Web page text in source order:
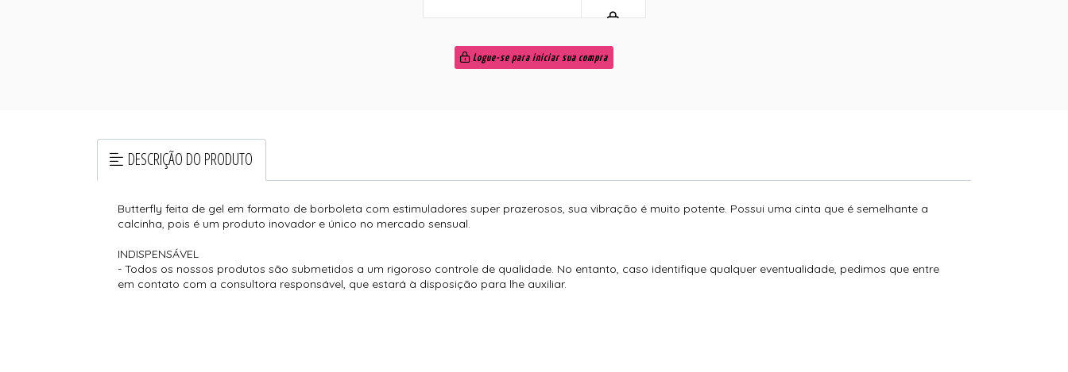
Logue-se para iniciar sua compra
DESCRIÇÃO DO PRODUTO
Butterfly feita de gel em formato de borboleta com estimuladores super prazerosos, sua vibração é muito potente. Possui uma cinta que é semelhante a
calcinha, pois é um produto inovador e único no mercado sensual.
INDISPENSÁVEL
- Todos os nossos produtos são submetidos a um rigoroso controle de qualidade. No entanto, caso identifique qualquer eventualidade, pedimos que entre
em contato com a consultora responsável, que estará à disposição para lhe auxiliar.